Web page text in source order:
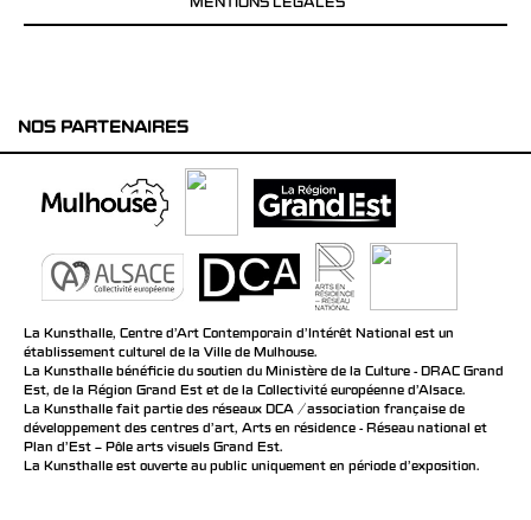
MENTIONS LÉGALES
NOS PARTENAIRES
La Kunsthalle, Centre d’Art Contemporain d’Intérêt National est un
établissement culturel de la Ville de Mulhouse.
La Kunsthalle bénéficie du soutien du Ministère de la Culture - DRAC Grand
Est, de la Région Grand Est et de la Collectivité européenne d’Alsace.
La Kunsthalle fait partie des réseaux DCA / association française de
développement des centres d'art, Arts en résidence - Réseau national et
Plan d’Est – Pôle arts visuels Grand Est.
La Kunsthalle est ouverte au public uniquement en période d'exposition.